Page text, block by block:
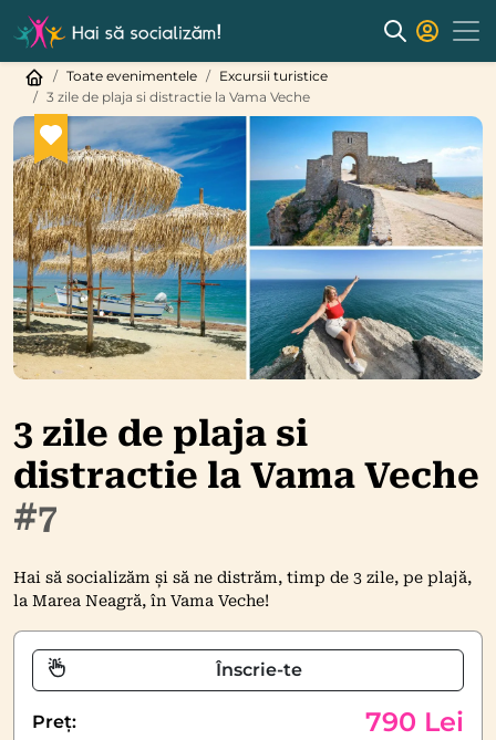
Toate evenimentele
Excursii turistice
3 zile de plaja si distractie la Vama Veche
3 zile de plaja si
distractie la Vama Veche
#7
Hai să socializăm și să ne distrăm, timp de 3 zile, pe plajă,
la Marea Neagră, în Vama Veche!
Înscrie-te
Preț: 790 Lei